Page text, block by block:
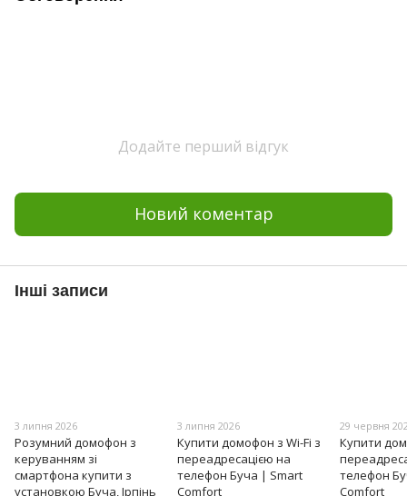
Додайте перший відгук
Новий коментар
Інші записи
3 липня 2026
Розумний домофон з
керуванням зі
смартфона купити з
установкою Буча, Ірпінь
3 липня 2026
Купити домофон з Wi-Fi з
переадресацією на
телефон Буча | Smart
Comfort
29 червня
Купити
телефон
Comfort